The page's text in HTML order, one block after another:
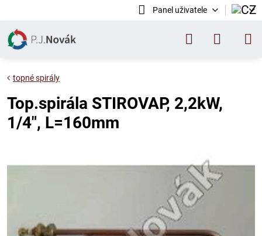
Panel uživatele
topné spirály
Top.spirála STIROVAP, 2,2kW,
1/4", L=160mm